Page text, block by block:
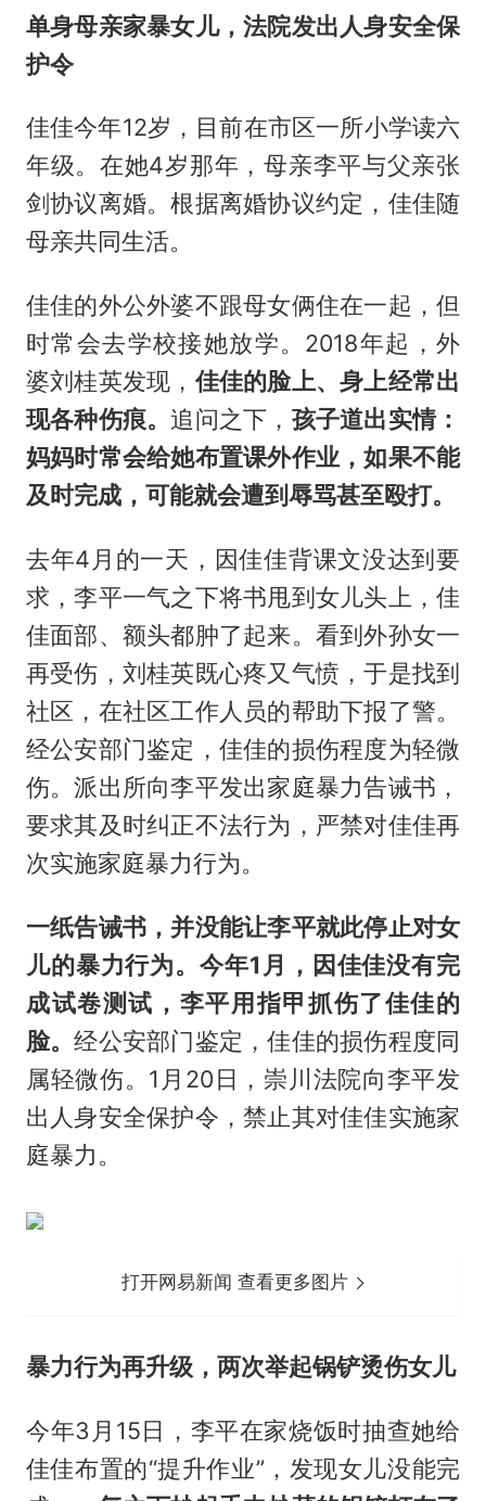
单身母亲家暴女儿，法院发出人身安全保
护令
佳佳今年12岁，目前在市区一所小学读六
年级。在她4岁那年，母亲李平与父亲张
剑协议离婚。根据离婚协议约定，佳佳随
母亲共同生活。
佳佳的外公外婆不跟母女俩住在一起，但
时常会去学校接她放学。2018年起，外
婆刘桂英发现， 佳佳的脸上、身上经常出
现各种伤痕。追问之下， 孩子道出实情：
妈妈时常会给她布置课外作业，如果不能
及时完成，可能就会遭到辱骂甚至殴打。
去年4月的一天，因佳佳背课文没达到要
求，李平一气之下将书甩到女儿头上，佳
佳面部、额头都肿了起来。看到外孙女一
再受伤，刘桂英既心疼又气愤，于是找到
社区，在社区工作人员的帮助下报了警。
经公安部门鉴定，佳佳的损伤程度为轻微
伤。派出所向李平发出家庭暴力告诫书，
要求其及时纠正不法行为，严禁对佳佳再
次实施家庭暴力行为。
一纸告诫书，并没能让李平就此停止对女
儿的暴力行为。今年1月，因佳佳没有完
成试卷测试，李平用指甲抓伤了佳佳的
脸。经公安部门鉴定，佳佳的损伤程度同
属轻微伤。1月20日，崇川法院向李平发
出人身安全保护令，禁止其对佳佳实施家
庭暴力。
打开网易新闻 查看更多图片
暴力行为再升级，两次举起锅铲烫伤女儿
今年3月15日，李平在家烧饭时抽查她给
佳佳布置的“提升作业”，发现女儿没能完